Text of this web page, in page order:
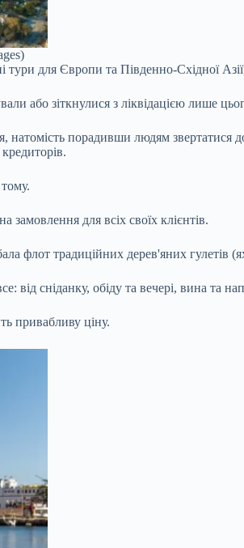
тури для Європи та Південно-Східної
або зіткнулися з ліквідацією лише
порадивши людям звертатися
для всіх своїх клієнтів.
флот традиційних дерев'яних гулетів
сніданку, обіду та вечері, вина та
привабливу ціну.